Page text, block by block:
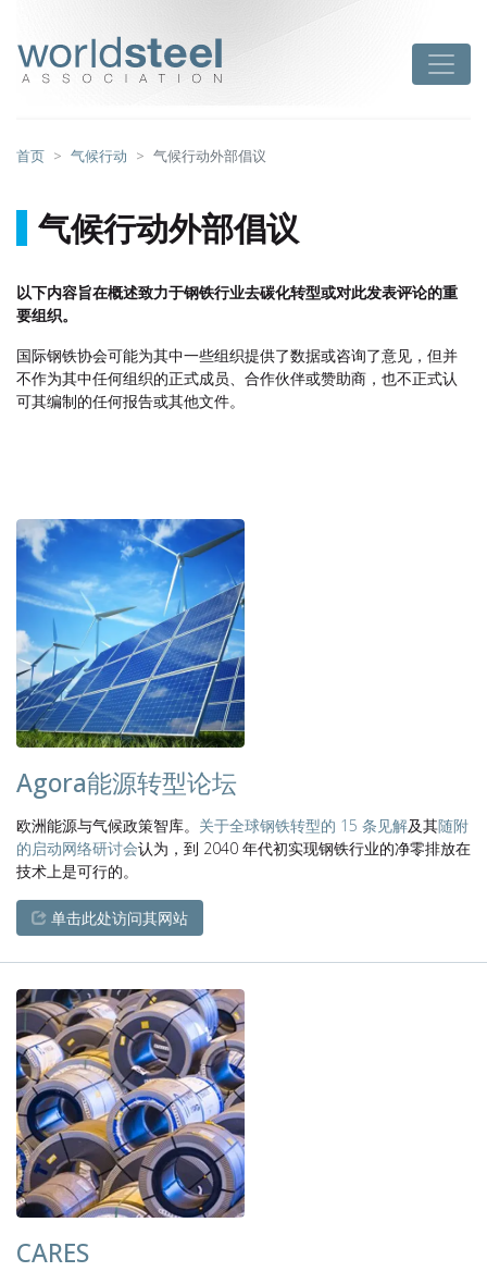
首页 气候行动 气候行动外部倡议
气候行动外部倡议
以下内容旨在概述致力于钢铁行业去碳化转型或对此发表评论的重
要组织。
国际钢铁协会可能为其中一些组织提供了数据或咨询了意见，但并
不作为其中任何组织的正式成员、合作伙伴或赞助商，也不正式认
可其编制的任何报告或其他文件。
Agora能源转型论坛
欧洲能源与气候政策智库。 关于全球钢铁转型的 15 条见解及其随附
的启动网络研讨会认为，到 2040 年代初实现钢铁行业的净零排放在
技术上是可行的。
单击此处访问其网站
CARES